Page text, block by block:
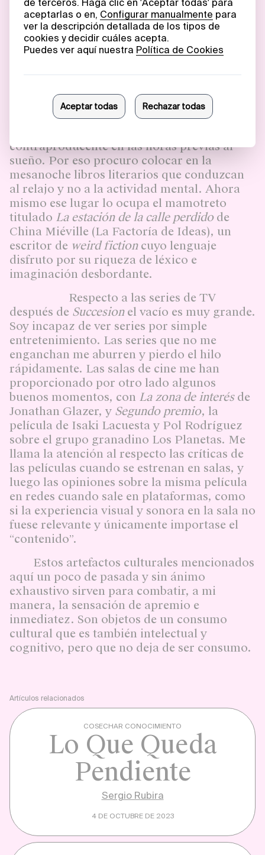
siglo xx](Cátedra) sin empezar. Estas
lecturas no tienen un provecho inminente y
las leo muy lentamente. Para evitar el
deterioro del manoseo protejo los libros con
hora del día. Me sucede, cada vez más
frecuentemente, que leer teoría, crítica y
contraproducente en las horas previas al
sueño. Por eso procuro colocar en la
mesanoche libros literarios que conduzcan
al relajo y no a la actividad mental. Ahora
mismo ese lugar lo ocupa el mamotreto
titulado La estación de la calle perdidode
China Miéville (La Factoría de Ideas), un
escritor de weird fictioncuyo lenguaje
disfruto por su riqueza de léxico e
imaginación desbordante.
Respecto a las series de TV
después de Succesionel vacío es muy grande.
Soy incapaz de ver series por simple
entretenimiento. Las series que no me
enganchan me aburren y pierdo el hilo
rápidamente. Las salas de cine me han
proporcionado por otro lado algunos
buenos momentos, con La zona de interésde
Jonathan Glazer, y Segundo premio, la
película de Isaki Lacuesta y Pol Rodríguez
sobre el grupo granadino Los Planetas. Me
llama la atención al respecto las críticas de
las películas cuando se estrenan en salas, y
luego las opiniones sobre la misma película
en redes cuando sale en plataformas, como
si la experiencia visual y sonora en la sala no
fuese relevante y únicamente importase el
“contenido”.
Estos artefactos culturales mencionados
aquí un poco de pasada y sin ánimo
exhaustivo sirven para combatir, a mi
manera, la sensación de apremio e
inmediatez. Son objetos de un consumo
cultural que es también intelectual y
cognitivo, pero que no deja de ser consumo.
Artículos relacionados
COSECHAR CONOCIMIENTO
Lo Que Queda
Pendiente
Sergio Rubira
4 DE OCTUBRE DE 2023